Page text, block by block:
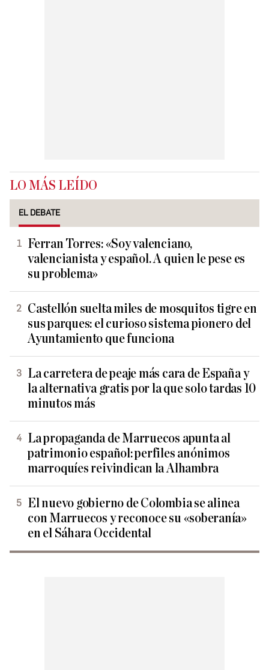
LO MÁS LEÍDO
EL DEBATE
Ferran Torres: «Soy valenciano,
valencianista y español. A quien le pese es
su problema»
Castellón suelta miles de mosquitos tigre en
sus parques: el curioso sistema pionero del
Ayuntamiento que funciona
La carretera de peaje más cara de España y
la alternativa gratis por la que solo tardas 10
minutos más
La propaganda de Marruecos apunta al
patrimonio español: perfiles anónimos
marroquíes reivindican la Alhambra
El nuevo gobierno de Colombia se alinea
con Marruecos y reconoce su «soberanía»
en el Sáhara Occidental